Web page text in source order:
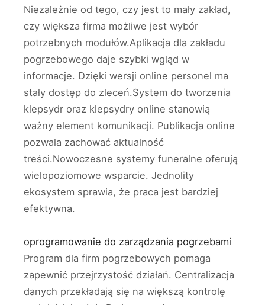
Niezależnie od tego, czy jest to mały zakład,
czy większa firma możliwe jest wybór
potrzebnych modułów.Aplikacja dla zakładu
pogrzebowego daje szybki wgląd w
informacje. Dzięki wersji online personel ma
stały dostęp do zleceń.System do tworzenia
klepsydr oraz klepsydry online stanowią
ważny element komunikacji. Publikacja online
pozwala zachować aktualność
treści.Nowoczesne systemy funeralne oferują
wielopoziomowe wsparcie. Jednolity
ekosystem sprawia, że praca jest bardziej
efektywna.
oprogramowanie do zarządzania pogrzebami
Program dla firm pogrzebowych pomaga
zapewnić przejrzystość działań. Centralizacja
danych przekładają się na większą kontrolę